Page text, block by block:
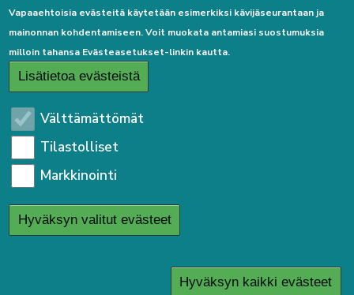
Linkkejä
Etusivulle
Kirjaudu sisään
Saavutettavuusseloste
Sivukartta
Tietosuojaseloste
Kirjaudu sisään
Vapaaehtoisia evästeitä käytetään esimerkiksi kävijäseurantaan ja
mainonnan kohdentamiseen. Voit muokata antamiasi suostumuksia
milloin tahansa Evästeasetukset-linkin kautta.
Lisätietoa evästeistä
Välttämättömät
Tilastolliset
Markkinointi
Hyväksyn valitut evästeet
Hyväksyn kaikki evästeet